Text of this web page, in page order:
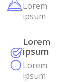
Lorem
ipsum
Lorem
ipsum
Lorem
ipsum